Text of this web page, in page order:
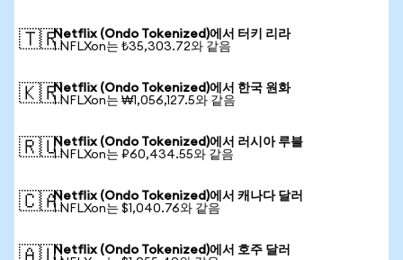
🇹🇷Netflix (Ondo Tokenized)에서 터키 리라
1 NFLXon는 ₺35,303.72와 같음
🇰🇷Netflix (Ondo Tokenized)에서 한국 원화
1 NFLXon는 ₩1,056,127.5와 같음
🇷🇺Netflix (Ondo Tokenized)에서 러시아 루블
1 NFLXon는 ₽60,434.55와 같음
🇨🇦Netflix (Ondo Tokenized)에서 캐나다 달러
1 NFLXon는 $1,040.76와 같음
Netflix (Ondo Tokenized)에서 호주 달러